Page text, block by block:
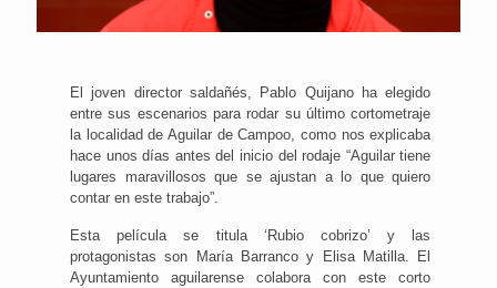
El joven director saldañés, Pablo Quijano ha elegido
entre sus escenarios para rodar su último cortometraje
la localidad de Aguilar de Campoo, como nos explicaba
hace unos días antes del inicio del rodaje “Aguilar tiene
lugares maravillosos que se ajustan a lo que quiero
contar en este trabajo”.
Esta película se titula ‘Rubio cobrizo’ y las
protagonistas son María Barranco y Elisa Matilla. El
Ayuntamiento aguilarense colabora con este corto